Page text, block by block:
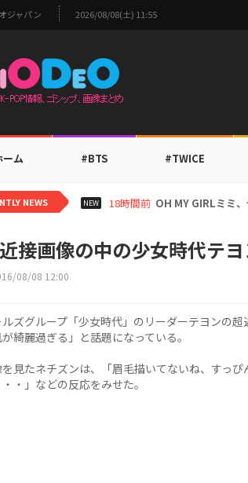
ジャパン 2026/08/08(土) 11:55
ーム #BTS #TWICE
NEWS NEW 20時間前 BTS V、ワールド
接画像の中の少女時代テ
08/08 12:00
ズグループ「少女時代」のリーダーテヨンの
が綺麗過ぎる」と話題になっている。
を見たネチズンは、「眉毛描いてないね、すっ
・」などの反応をみせた。